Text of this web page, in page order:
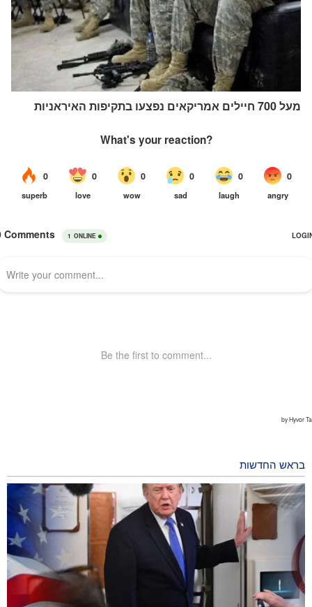
מעל 700 חיילים אמריקאים נפצעו בתקיפות האיראניות
בראש החדשות